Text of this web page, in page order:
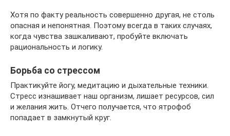
Хотя по факту реальность совершенно другая, не столь
опасная и непонятная. Поэтому всегда в таких случаях,
когда чувства зашкаливают, пробуйте включать
рациональность и логику.
Борьба со стрессом
Практикуйте йогу, медитацию и дыхательные техники.
Стресс изнашивает наш организм, лишает ресурсов, сил
и желания жить. Отчего получается, что ятрофоб
попадает в замкнутый круг.